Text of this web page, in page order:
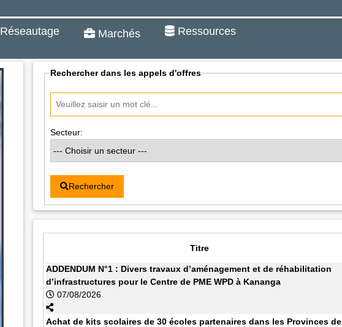
Réseautage Marchés Ressources
Rechercher dans les appels d'offres
Secteur:
Rechercher
Titre
ADDENDUM N°1 : Divers travaux d’aménagement et de réhabilitation
d’infrastructures pour le Centre de PME WPD à Kananga
07/08/2026
Achat de kits scolaires de 30 écoles partenaires dans les Provinces de